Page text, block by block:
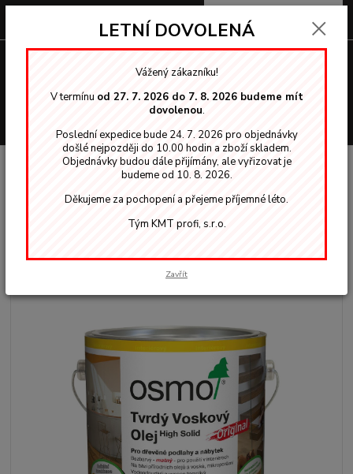
0,00 Kč
OSMO vosky, oleje Interiér
Osmo 3011 lesklý 2,5l tvrdý voskový
Osmo 3011 lesklý 2,5l tvrdý
voskový olej bezbarvý
LETNÍ DOVOLENÁ
Vážený zákazníku!
V termínu od 27. 7. 2026 do 7. 8. 2026 budeme mít
dovolenou.
Poslední expedice bude 24. 7. 2026 pro objednávky
došlé nejpozději do 10.00 hodin a zboží skladem.
Objednávky budou dále přijímány, ale vyřizovat je
budeme od 10. 8. 2026.
Děkujeme za pochopení a přejeme příjemné léto.
Tým KMT profi, s.r.o.
Zavřít